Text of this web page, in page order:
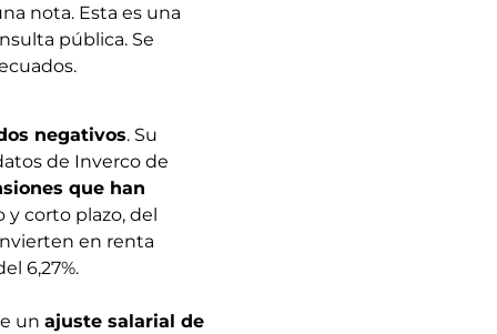
nota. Esta es una
pública. Se
negativos. Su
de Inverco de
que han
corto plazo, del
en renta
6,27%.
un ajuste salarial de